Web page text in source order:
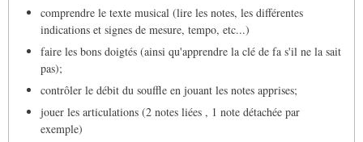
comprendre le texte musical (lire les notes, les différentes
indications et signes de mesure, tempo, etc...)
faire les bons doigtés (ainsi qu'apprendre la clé de fa s'il ne la sait
pas);
contrôler le débit du souffle en jouant les notes apprises;
jouer les articulations (2 notes liées , 1 note détachée par
exemple)